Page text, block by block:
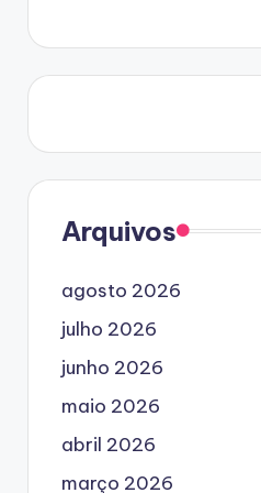
Arquivos
agosto 2026
julho 2026
junho 2026
maio 2026
abril 2026
março 2026